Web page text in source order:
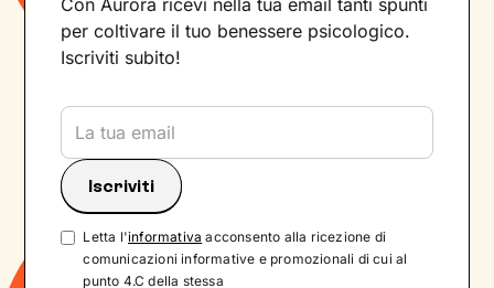
Con Aurora ricevi nella tua email tanti spunti
per coltivare il tuo benessere psicologico.
Iscriviti subito!
Letta l'informativa acconsento alla ricezione di
comunicazioni informative e promozionali di cui al
punto 4.C della stessa